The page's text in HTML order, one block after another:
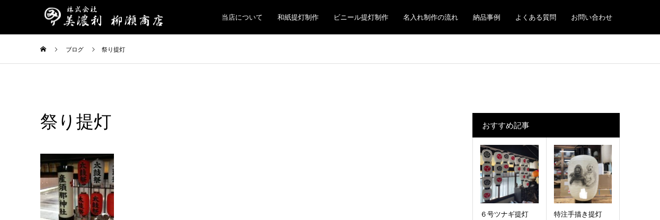
当店について 和紙提灯制作 ビニール提灯制作 名入れ制作の流れ 納品事例 よくある質問 お問い合わせ
ブログ 祭り提灯
祭り提灯 おすすめ記事
６号ツナギ提灯 特注手描き提灯